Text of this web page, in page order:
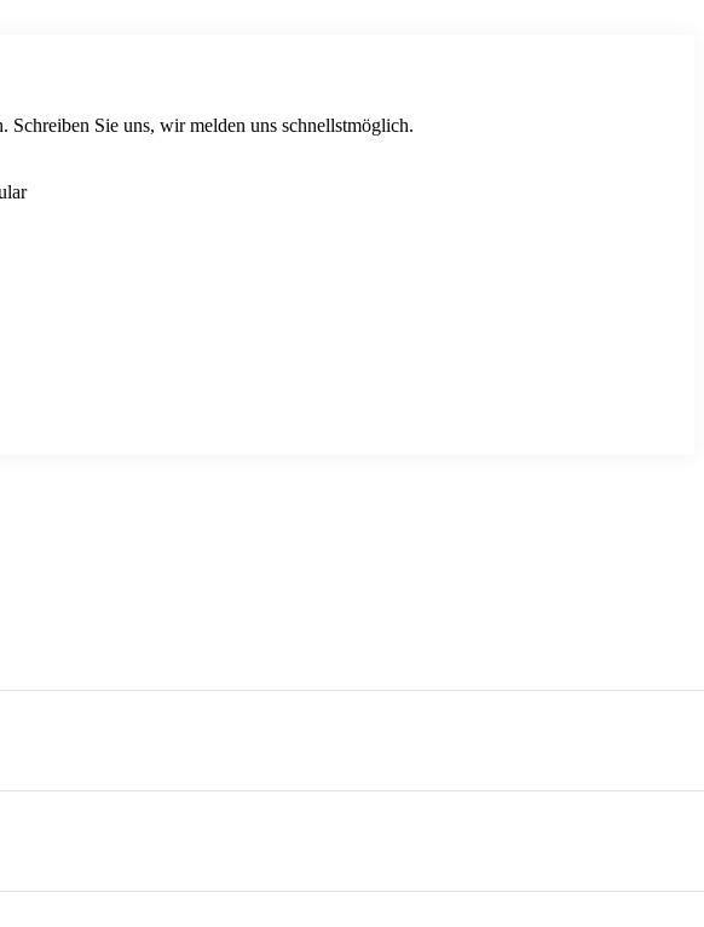
Sie uns, wir melden uns schnellstmöglich.